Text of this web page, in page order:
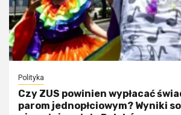
Polityka
Czy ZUS powinien wypłacać
parom jednopłciowym? Wyniki